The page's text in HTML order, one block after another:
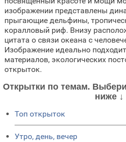
изображении представлены
прыгающие дельфины,
коралловый риф. Внизу
цитата о связи океана с
Изображение идеально
материалов, экологических
открыток.
Открытки по темам.
ниже ↓
Топ открыток
Утро, день, вечер